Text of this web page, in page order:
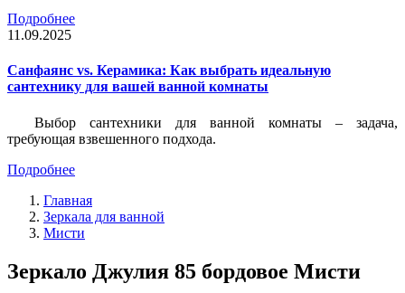
Подробнее
11.09.2025
Санфаянс vs. Керамика: Как выбрать идеальную
сантехнику для вашей ванной комнаты
Выбор сантехники для ванной комнаты – задача,
требующая взвешенного подхода.
Подробнее
Главная
Зеркала для ванной
Мисти
Зеркало Джулия 85 бордовое Мисти